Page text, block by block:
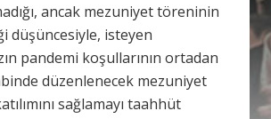
ancak mezuniyet töreninin
düşüncesiyle, isteyen
pandemi koşullarının ortadan
düzenlenecek mezuniyet
sağlamayı taahhüt